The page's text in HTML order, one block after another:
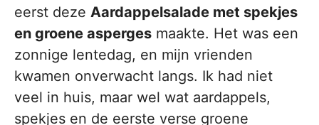
eerst deze Aardappelsalade met spekjes
en groene asperges maakte. Het was een
zonnige lentedag, en mijn vrienden
kwamen onverwacht langs. Ik had niet
veel in huis, maar wel wat aardappels,
spekjes en de eerste verse groene